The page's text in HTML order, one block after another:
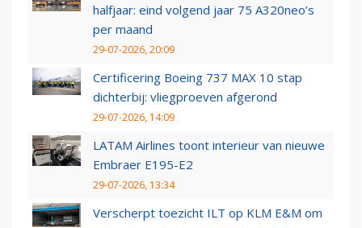
halfjaar: eind volgend jaar 75 A320neo’s
per maand
29-07-2026, 20:09
Certificering Boeing 737 MAX 10 stap
dichterbij: vliegproeven afgerond
29-07-2026, 14:09
LATAM Airlines toont interieur van nieuwe
Embraer E195-E2
29-07-2026, 13:34
Verscherpt toezicht ILT op KLM E&M om